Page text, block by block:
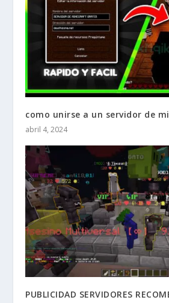
como unirse a un servidor de
abril 4, 2024
PUBLICIDAD SERVIDORES